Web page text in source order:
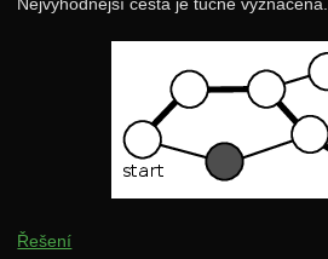
Nejvýhodnější cesta je tučně vyznačena.
Řešení